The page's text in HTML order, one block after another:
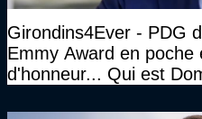
Girondins4Ever - PDG
Emmy Award en poche
d'honneur... Qui est